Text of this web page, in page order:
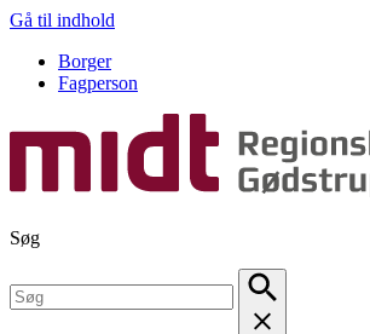
Gå til indhold
Borger
Fagperson
Søg